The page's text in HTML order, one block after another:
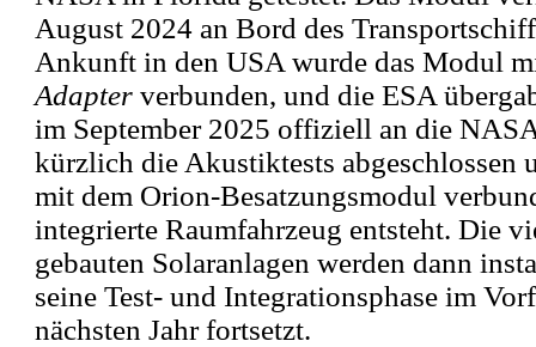
August 2024 an Bord des
Ankunft in den USA wurde das Modul
Adapter verbunden, und die ESA
im September 2025 offiziell an die
kürzlich die Akustiktests abgeschlossen
mit dem Orion-Besatzungsmodul
integrierte Raumfahrzeug entsteht. Die
gebauten Solaranlagen werden dann
seine Test- und Integrationsphase im
nächsten Jahr fortsetzt.